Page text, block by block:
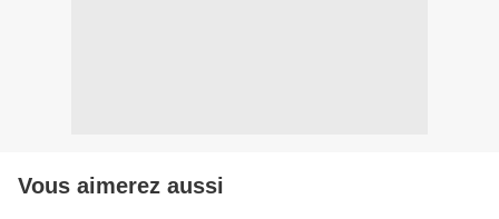
Vous aimerez aussi